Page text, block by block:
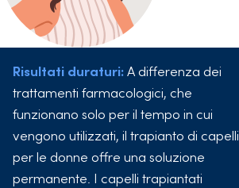
Risultati duraturi:A differenza dei
trattamenti farmacologici, che
funzionano solo per il tempo in cui
vengono utilizzati, il trapianto di capelli
per le donne offre una soluzione
permanente. I capelli trapiantati